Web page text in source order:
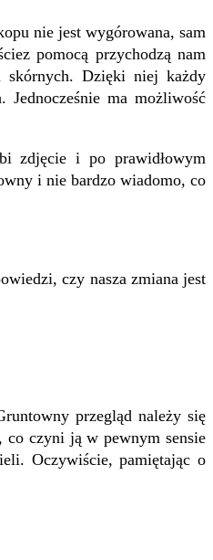
nie jest wygórowana, sam
pomocą przychodzą nam
skórnych. Dzięki niej każdy
ma możliwość
zdjęcie i po prawidłowym
i nie bardzo wiadomo, co
czy nasza zmiana jest
przegląd należy się
co czyni ją w pewnym sensie
Oczywiście, pamiętając o